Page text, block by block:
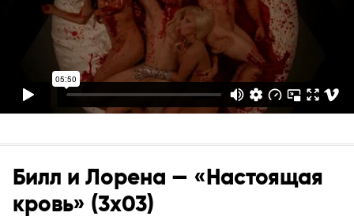
Билл и Лорена — «Настоящая
кровь» (3х03)